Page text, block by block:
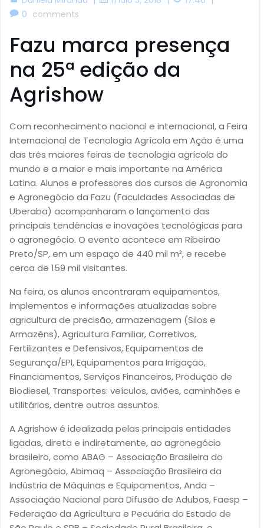
0 comments
Fazu marca presença
na 25ª edição da
Agrishow
Com reconhecimento nacional e internacional, a Feira
Internacional de Tecnologia Agrícola em Ação é uma
das três maiores feiras de tecnologia agrícola do
mundo e a maior e mais importante na América
Latina. Alunos e professores dos cursos de Agronomia
e Agronegócio da Fazu (Faculdades Associadas de
Uberaba) acompanharam o lançamento das
principais tendências e inovações tecnológicas para
o agronegócio. O evento acontece em Ribeirão
Preto/SP, em um espaço de 440 mil m², e recebe
cerca de 159 mil visitantes.
Na feira, os alunos encontraram equipamentos,
implementos e informações atualizadas sobre
agricultura de precisão, armazenagem (Silos e
Armazéns), Agricultura Familiar, Corretivos,
Fertilizantes e Defensivos, Equipamentos de
Segurança/EPI, Equipamentos para Irrigação,
Financiamentos, Serviços Financeiros, Produção de
Biodiesel, Transportes: veículos, aviões, caminhões e
utilitários, dentre outros assuntos.
A Agrishow é idealizada pelas principais entidades
ligadas, direta e indiretamente, ao agronegócio
brasileiro, como ABAG – Associação Brasileira do
Agronegócio, Abimaq – Associação Brasileira da
Indústria de Máquinas e Equipamentos, Anda –
Associação Nacional para Difusão de Adubos, Faesp –
Federação da Agricultura e Pecuária do Estado de